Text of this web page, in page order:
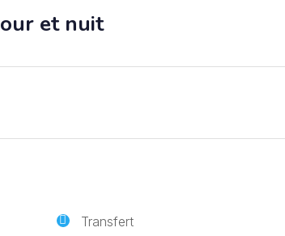
et nuit
Transfert